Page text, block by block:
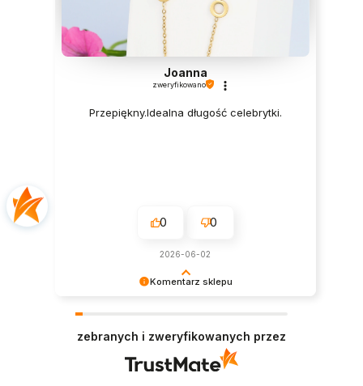
Komentarz sklepu
oczekiwaniom.
Joanna
zweryfikowano
Przepiękny.Idealna długość celebrytki.
0 0
2026-06-02
zebranych i zweryfikowanych przez